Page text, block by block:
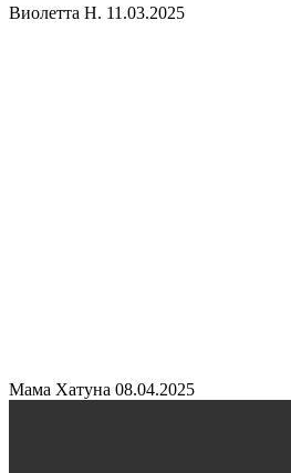
Виолетта Н. 11.03.2025
Мама Хатуна 08.04.2025